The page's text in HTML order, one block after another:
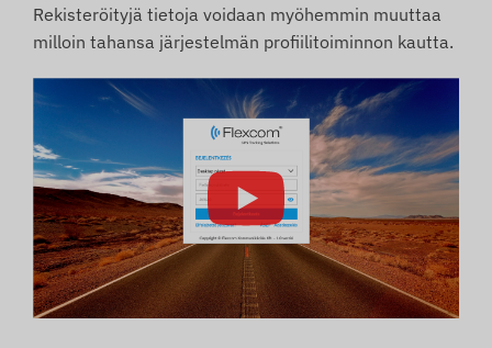
Rekisteröityjä tietoja voidaan myöhemmin muuttaa
milloin tahansa järjestelmän profiilitoiminnon kautta.